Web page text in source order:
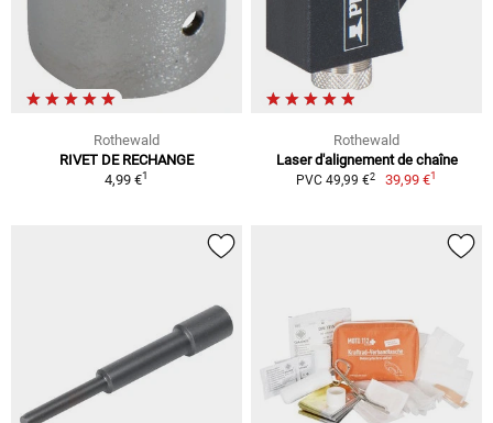
Rothewald
RIVET DE RECHANGE
4,99 €1
Rothewald
Laser d'alignement de chaîne
PVC 49,99 €2 39,99 €1